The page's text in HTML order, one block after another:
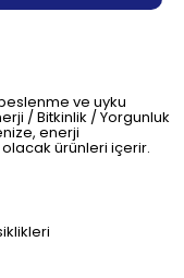
ve uyku
/ Bitkinlik / Yorgunluk
enerji
ürünleri içerir.